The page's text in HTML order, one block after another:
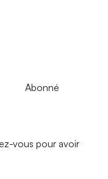
Abonné
vous pour avoir